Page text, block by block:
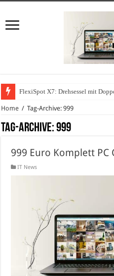
FlexiSpot X7: Drehsessel mit
Home / Tag-Archive: 999
Tag-Archive:999
999 Euro Komplett PC
IT News